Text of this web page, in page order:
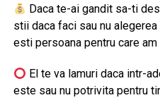
Daca te-ai gandit sa-ti
stii daca faci sau nu
esti persoana pentru care
El te va lamuri daca intr-
este sau nu potrivita pentru